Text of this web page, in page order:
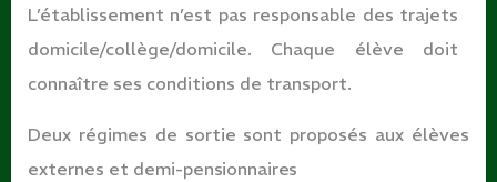
L’établissement n’est pas responsable des trajets
domicile/collège/domicile. Chaque élève doit
connaître ses conditions de transport.
Deux régimes de sortie sont proposés aux élèves
externes et demi-pensionnaires